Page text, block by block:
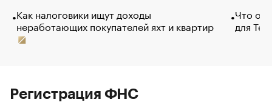
Как налоговики ищут доходы
неработающих покупателей яхт и квартир
Что
для
Регистрация ФНС